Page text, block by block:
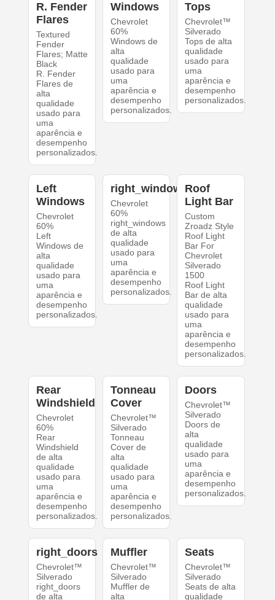
R. Fender
Flares
Textured
Fender
Flares; Matte
Black
R. Fender
Flares de
alta
qualidade
usado para
uma
aparência e
desempenho
personalizados.
Windows
Chevrolet
60%
Windows de
alta
qualidade
usado para
uma
aparência e
desempenho
personalizados.
Tops
Chevrolet™
Silverado
Tops de alta
qualidade
usado para
uma
aparência e
desempenho
personalizados.
Left
Windows
Chevrolet
60%
Left
Windows de
alta
qualidade
usado para
uma
aparência e
desempenho
personalizados.
right_windows
Chevrolet
60%
right_windows
de alta
qualidade
usado para
uma
aparência e
desempenho
personalizados.
Roof
Light Bar
Custom
Zroadz Style
Roof Light
Bar For
Chevrolet
Silverado
1500
Roof Light
Bar de alta
qualidade
usado para
uma
aparência e
desempenho
personalizados.
Rear
Windshield
Chevrolet
60%
Rear
Windshield
de alta
qualidade
usado para
uma
aparência e
desempenho
personalizados.
Tonneau
Cover
Chevrolet™
Silverado
Tonneau
Cover de
alta
qualidade
usado para
uma
aparência e
desempenho
personalizados.
Doors
Chevrolet™
Silverado
Doors de
alta
qualidade
usado para
uma
aparência e
desempenho
personalizados.
right_doors
Chevrolet™
Silverado
right_doors
de alta
Muffler
Chevrolet™
Silverado
Muffler de
alta
Seats
Chevrolet™
Silverado
Seats de alta
qualidade